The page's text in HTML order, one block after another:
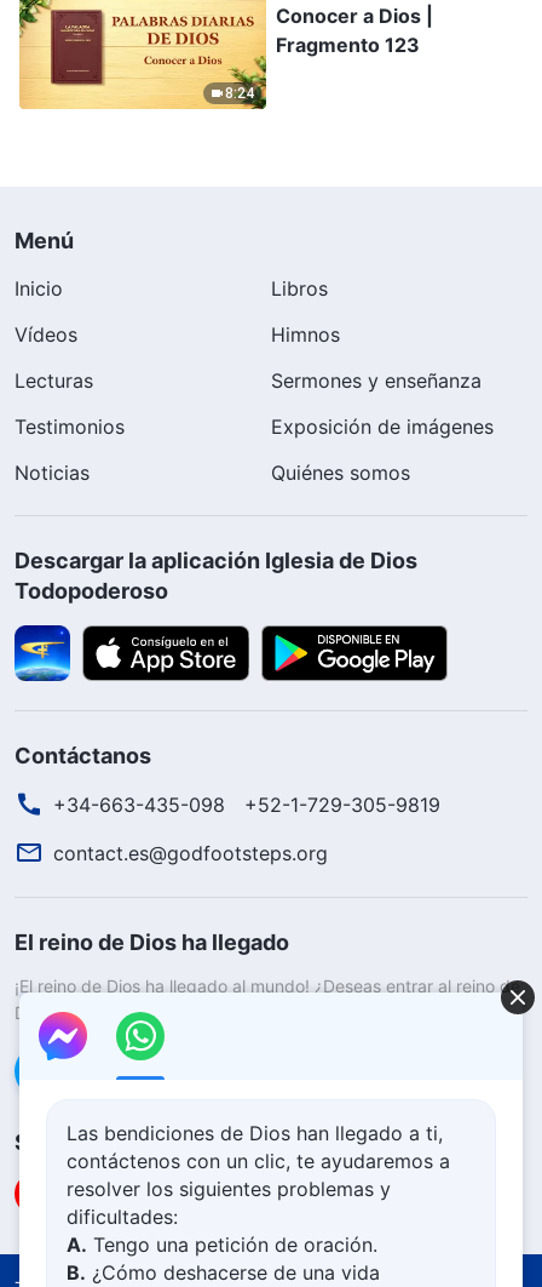
8:24
Conocer a Dios |
Fragmento 123
Menú
Inicio
Libros
Vídeos
Himnos
Lecturas
Sermones y enseñanza
Testimonios
Exposición de imágenes
Noticias
Quiénes somos
Descargar la aplicación Iglesia de Dios
Todopoderoso
Contáctanos
+34-663-435-098
+52-1-729-305-9819
contact.es@godfootsteps.org
El reino de Dios ha llegado
¡El reino de Dios ha llegado al mundo! ¿Deseas entrar al reino de
Dios? Saber más
Conéctate con nosotros en Messenger
SíguenosLas bendiciones de Dios han llegado a ti,
contáctenos con un clic, te ayudaremos a
resolver los siguientes problemas y
dificultades:
A. Tengo una petición de oración.
B. ¿Cómo deshacerse de una vida